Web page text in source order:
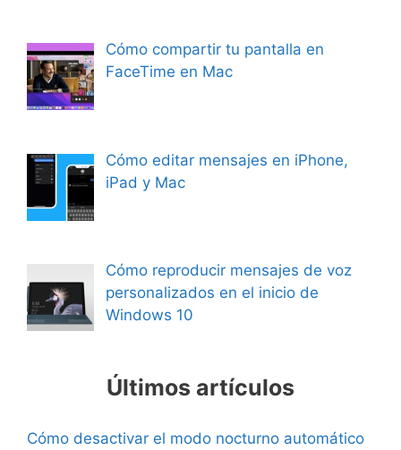
Cómo compartir tu pantalla en
FaceTime en Mac
Cómo editar mensajes en iPhone,
iPad y Mac
Cómo reproducir mensajes de voz
personalizados en el inicio de
Windows 10
Últimos artículos
Cómo desactivar el modo nocturno automático